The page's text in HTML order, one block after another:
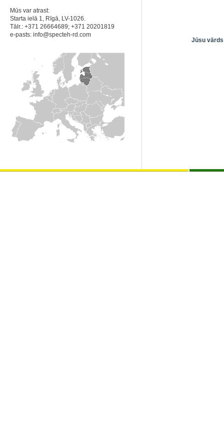
Mūs var atrast:
Starta ielā 1, Rīgā, LV-1026.
Tālr.: +371 26664689; +371 20201819
e-pasts: info@specteh-rd.com
Jūsu